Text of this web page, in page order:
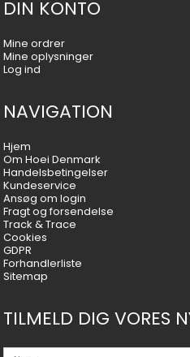
DIN KONTO
Mine ordrer
Mine oplysninger
Log ind
NAVIGATION
Hjem
Om Hoei Denmark
Handelsbetingelser
Kundeservice
Ansøg om login
Fragt og forsendelse
Track & Trace
Cookies
GDPR
Forhandlerliste
Sitemap
TILMELD DIG VORES